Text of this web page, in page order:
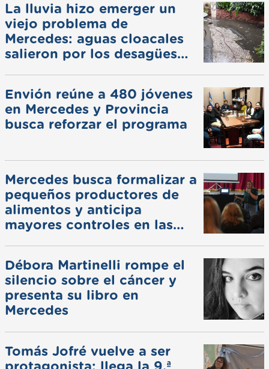
La lluvia hizo emerger un
viejo problema de
Mercedes: aguas cloacales
salieron por los desagües
Envión reúne a 480 jóvenes
en Mercedes y Provincia
busca reforzar el programa
Mercedes busca formalizar a
pequeños productores de
alimentos y anticipa
mayores controles en las
Débora Martinelli rompe el
silencio sobre el cáncer y
presenta su libro en
Mercedes
Tomás Jofré vuelve a ser
protagonista: llega la 9.ª